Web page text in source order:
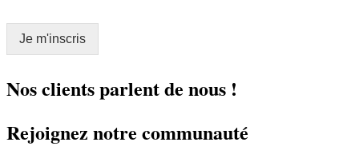
i
l
m
l
Je m'inscris
Nos clients parlent de nous !
Rejoignez notre communauté